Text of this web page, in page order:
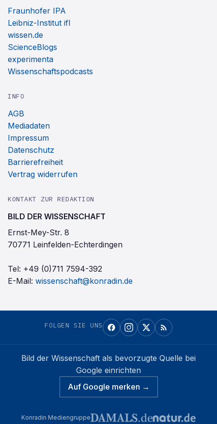
Fraunhofer IPA
Leibniz-Institut ifl
wissen.de
ScienceBlogs
experimenta
Wissenschaftspodcasts
INFO
AGB
Mediadaten
Impressum
Datenschutz
Barrierefreiheit
Vertrag widerrufen
KONTAKT ZUR REDAKTION
BILD DER WISSENSCHAFT
Ernst-Mey-Str. 8
70771 Leinfelden-Echterdingen
Tel: +49 (0)711 7594-392
E-Mail: wissenschaft@konradin.de
FOLGEN SIE UNS
Bild der Wissenschaft als bevorzugte Quelle bei
Google einrichten
Auf Google merken →
Konradin Mediengruppe